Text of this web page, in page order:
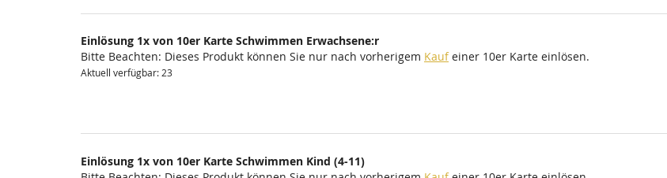
Einlösung 1x von 10er Karte Schwimmen Erwachsene:r
Bitte Beachten: Dieses Produkt können Sie nur nach vorherigem Kaufeiner 10er Karte einlösen.
Aktuell verfügbar: 23
Einlösung 1x von 10er Karte Schwimmen Kind (4-11)